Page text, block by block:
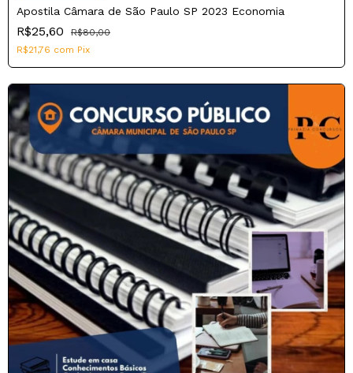
Apostila Câmara de São Paulo SP 2023 Economia
R$25,60
R$80,00
R$21,76 com Pix